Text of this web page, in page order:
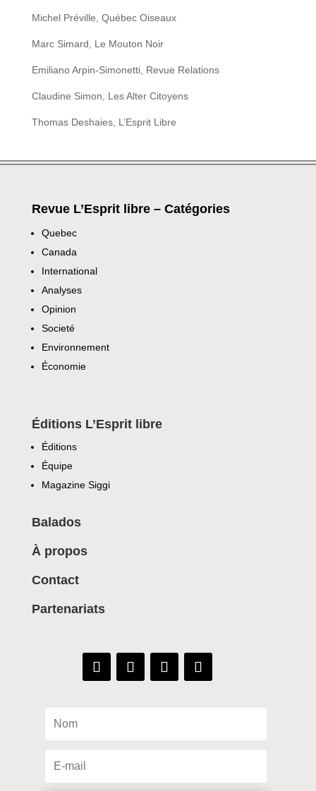
Michel Préville, Québec Oiseaux
Marc Simard, Le Mouton Noir
Emiliano Arpin-Simonetti, Revue Relations
Claudine Simon, Les Alter Citoyens
Thomas Deshaies, L’Esprit Libre
Revue L’Esprit libre – Catégories
Quebec
Canada
International
Analyses
Opinion
Societé
Environnement
Économie
Éditions L’Esprit libre
Éditions
Équipe
Magazine Siggi
Balados
À propos
Contact
Partenariats